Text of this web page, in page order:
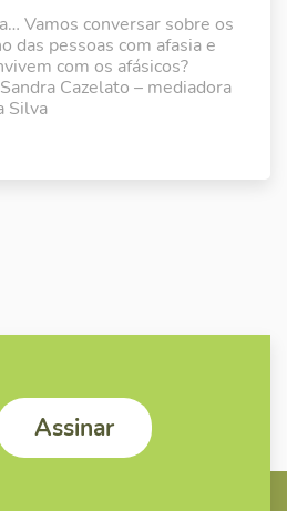
Vamos conversar sobre os
das pessoas com afasia e
com os afásicos?
Cazelato – mediadora
Silva